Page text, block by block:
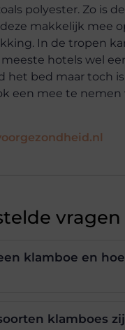
polyester. Zo is
makkelijk mee
In de tropen
hotels wel
het bed maar toch
een mee te nemen
vragen
klamboe en
klamboes